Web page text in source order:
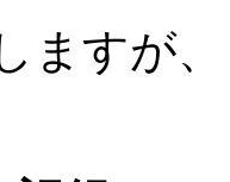
ますが